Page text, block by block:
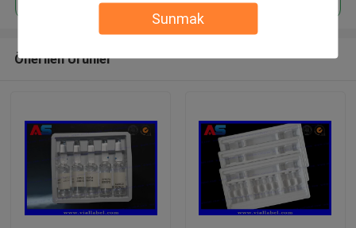
Sunmak
Önerilen Ürünler